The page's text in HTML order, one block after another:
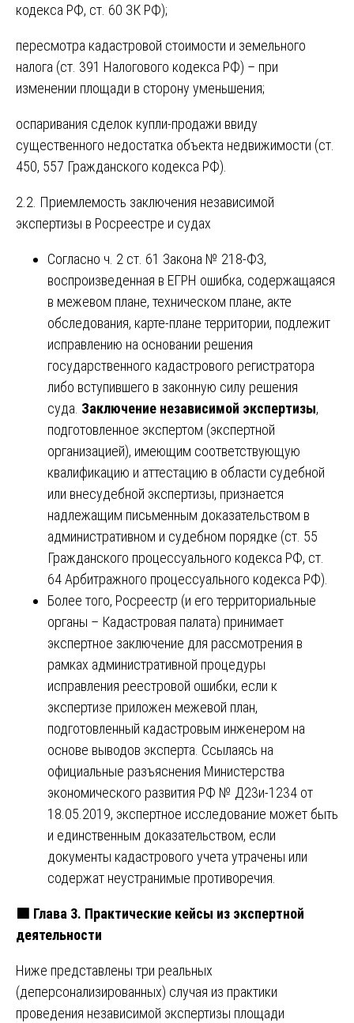
кодекса РФ, ст. 60 ЗК РФ);
пересмотра кадастровой стоимости и земельного
налога (ст. 391 Налогового кодекса РФ) – при
изменении площади в сторону уменьшения;
оспаривания сделок купли-продажи ввиду
существенного недостатка объекта недвижимости (ст.
450, 557 Гражданского кодекса РФ).
2.2. Приемлемость заключения независимой
экспертизы в Росреестре и судах
Согласно ч. 2 ст. 61 Закона № 218-ФЗ,
воспроизведенная в ЕГРН ошибка, содержащаяся
в межевом плане, техническом плане, акте
обследования, карте-плане территории, подлежит
исправлению на основании решения
государственного кадастрового регистратора
либо вступившего в законную силу решения
суда. Заключение независимой экспертизы,
подготовленное экспертом (экспертной
организацией), имеющим соответствующую
квалификацию и аттестацию в области судебной
или внесудебной экспертизы, признается
надлежащим письменным доказательством в
административном и судебном порядке (ст. 55
Гражданского процессуального кодекса РФ, ст.
64 Арбитражного процессуального кодекса РФ).
Более того, Росреестр (и его территориальные
органы – Кадастровая палата) принимает
экспертное заключение для рассмотрения в
рамках административной процедуры
исправления реестровой ошибки, если к
экспертизе приложен межевой план,
подготовленный кадастровым инженером на
основе выводов эксперта. Ссылаясь на
официальные разъяснения Министерства
экономического развития РФ № Д23и-1234 от
18.05.2019, экспертное исследование может быть
и единственным доказательством, если
документы кадастрового учета утрачены или
содержат неустранимые противоречия.
🟩 Глава 3. Практические кейсы из экспертной
деятельности
Ниже представлены три реальных
(деперсонализированных) случая из практики
проведения независимой экспертизы площади